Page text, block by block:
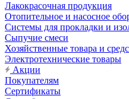
Лакокрасочная продукция
Отопительное и насосное
Системы для прокладки и
Сыпучие смеси
Хозяйственные товара и
Электротехнические товары
Акции
Покупателям
Сертификаты